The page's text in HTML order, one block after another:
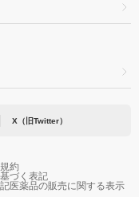
X（旧Twitter）
約
づく表記
医薬品の販売に関する表示